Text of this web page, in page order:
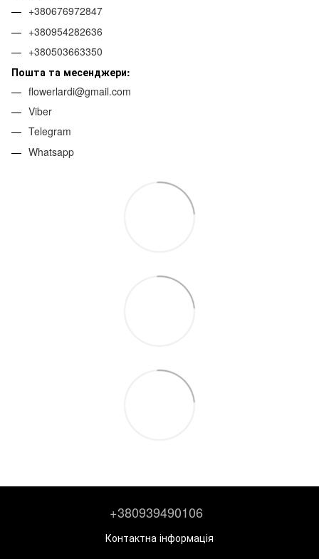
+380676972847
+380954282636
+380503663350
Пошта та месенджери:
flowerlardi@gmail.com
Viber
Telegram
Whatsapp
+380939490106
Контактна інформація